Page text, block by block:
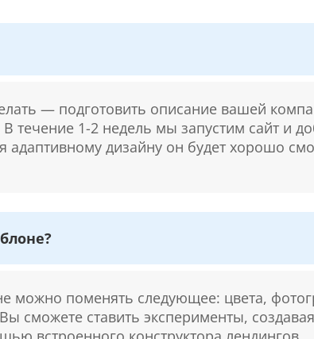
— подготовить описание вашей
течение 1-2 недель мы запустим сайт и
адаптивному дизайну он будет хорошо
поменять следующее: цвета,
сможете ставить эксперименты,